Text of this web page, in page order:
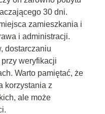
30 dni.
zamieszkania i
i administracji.
dostarczaniu
weryfikacji
Warto pamiętać, że
korzystania z
ale może